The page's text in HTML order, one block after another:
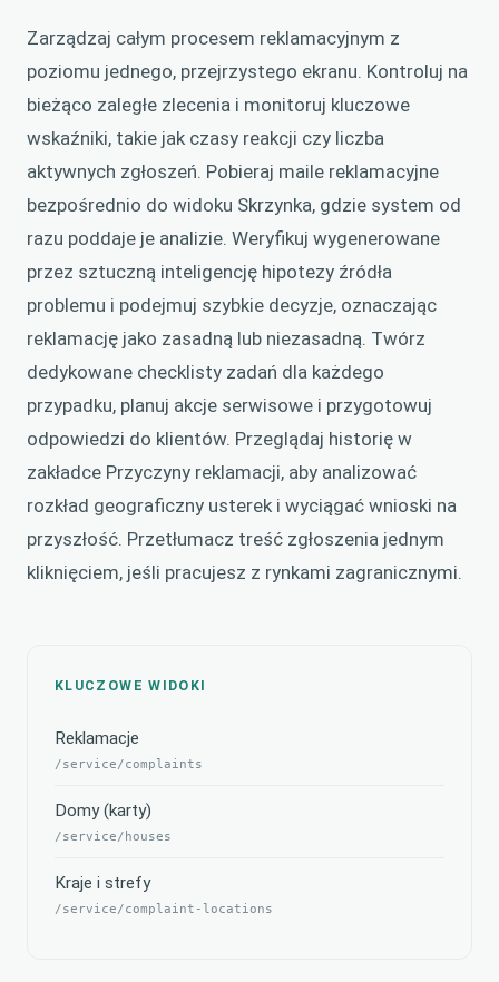
Zarządzaj całym procesem reklamacyjnym z
poziomu jednego, przejrzystego ekranu. Kontroluj na
bieżąco zaległe zlecenia i monitoruj kluczowe
wskaźniki, takie jak czasy reakcji czy liczba
aktywnych zgłoszeń. Pobieraj maile reklamacyjne
bezpośrednio do widoku Skrzynka, gdzie system od
razu poddaje je analizie. Weryfikuj wygenerowane
przez sztuczną inteligencję hipotezy źródła
problemu i podejmuj szybkie decyzje, oznaczając
reklamację jako zasadną lub niezasadną. Twórz
dedykowane checklisty zadań dla każdego
przypadku, planuj akcje serwisowe i przygotowuj
odpowiedzi do klientów. Przeglądaj historię w
zakładce Przyczyny reklamacji, aby analizować
rozkład geograficzny usterek i wyciągać wnioski na
przyszłość. Przetłumacz treść zgłoszenia jednym
kliknięciem, jeśli pracujesz z rynkami zagranicznymi.
KLUCZOWE WIDOKI
Reklamacje
/service/complaints
Domy (karty)
/service/houses
Kraje i strefy
/service/complaint-locations